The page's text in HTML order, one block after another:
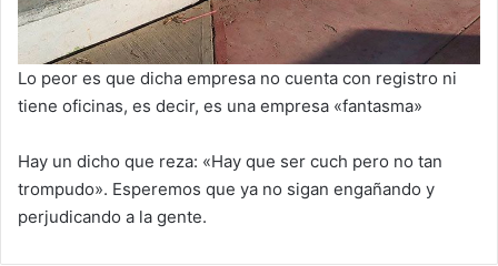
Lo peor es que dicha empresa no cuenta con registro ni
tiene oficinas, es decir, es una empresa «fantasma»
Hay un dicho que reza: «Hay que ser cuch pero no tan
trompudo». Esperemos que ya no sigan engañando y
perjudicando a la gente.